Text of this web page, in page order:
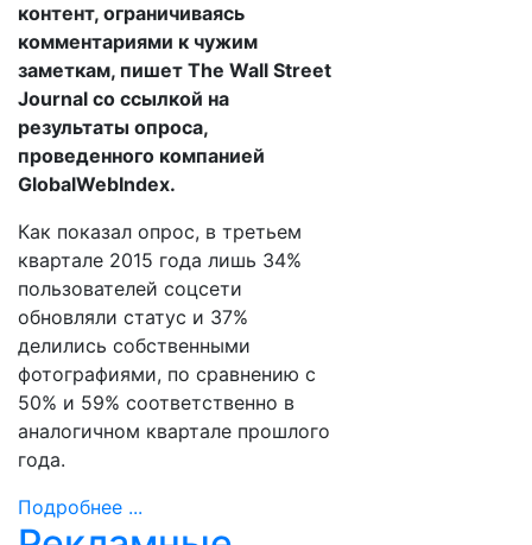
контент, ограничиваясь
комментариями к чужим
заметкам, пишет The Wall Street
Journal со ссылкой на
результаты опроса,
проведенного компанией
GlobalWebIndex.
Как показал опрос, в третьем
квартале 2015 года лишь 34%
пользователей соцсети
обновляли статус и 37%
делились собственными
фотографиями, по сравнению с
50% и 59% соответственно в
аналогичном квартале прошлого
года.
Подробнее ...